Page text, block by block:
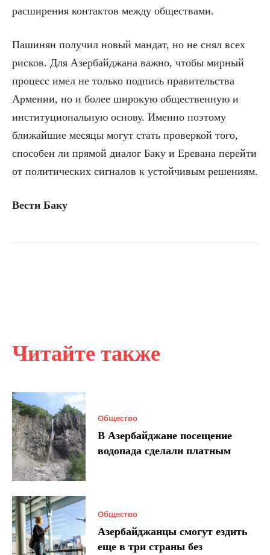
Читайте также
Общество
В Азербайджане посещение
водопада сделали платным
Общество
Азербайджанцы смогут ездить
еще в три страны без
расширения контактов между обществами.
Пашинян получил новый мандат, но не снял всех
рисков. Для Азербайджана важно, чтобы мирный
процесс имел не только подпись правительства
Армении, но и более широкую общественную и
институциональную основу. Именно поэтому
ближайшие месяцы могут стать проверкой того,
способен ли прямой диалог Баку и Еревана перейти
от политических сигналов к устойчивым решениям.
Вести Баку